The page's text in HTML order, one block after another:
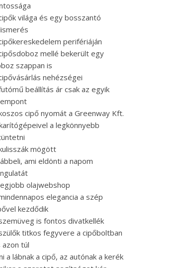
világa és egy bosszantó
perifériáján
mellé bekerült egy
szappan is
nehézségei
beállítás ár csak az egyik
cipő nyomát a Greenway Kft.
a legkönnyebb
mögött
ami eldönti a napom
olajwebshop
elegancia a szép
kezdődik
is fontos divatkellék
titkos fegyvere a cipőboltban
azon túl
a lábnak a cipő, az autónak a kerék